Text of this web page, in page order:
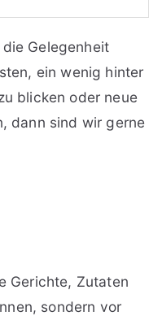
Gelegenheit
ein wenig hinter
blicken oder neue
dann sind wir gerne
Gerichte, Zutaten
sondern vor